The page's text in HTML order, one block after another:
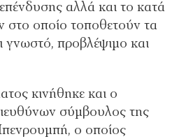
αλλά και το κατά
στο οποίο τοποθετούν τα
γνωστό, προβλέψιμο και
κινήθηκε και ο
σύμβουλος της
ο οποίος